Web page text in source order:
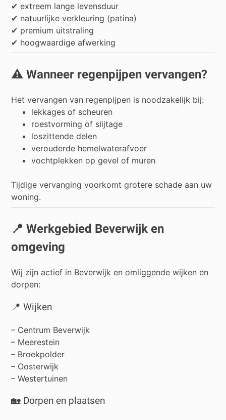
✔ extreem lange levensduur
✔ natuurlijke verkleuring (patina)
✔ premium uitstraling
✔ hoogwaardige afwerking
⚠️ Wanneer regenpijpen vervangen?
Het vervangen van regenpijpen is noodzakelijk bij:
lekkages of scheuren
roestvorming of slijtage
loszittende delen
verouderde hemelwaterafvoer
vochtplekken op gevel of muren
Tijdige vervanging voorkomt grotere schade aan uw
woning.
📍 Werkgebied Beverwijk en
omgeving
Wij zijn actief in Beverwijk en omliggende wijken en
dorpen:
📍 Wijken
– Centrum Beverwijk
– Meerestein
– Broekpolder
– Oosterwijk
– Westertuinen
🏡 Dorpen en plaatsen